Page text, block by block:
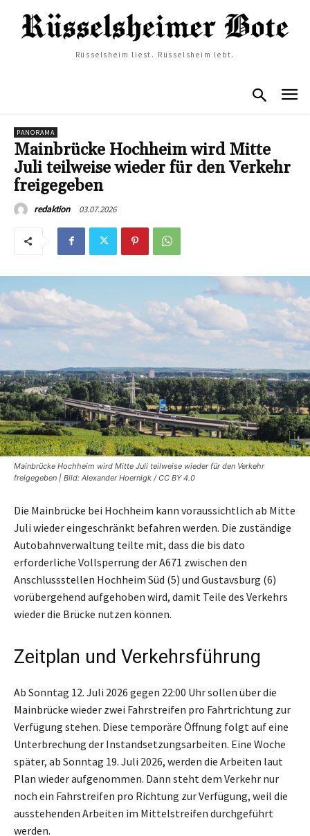
Rüsselsheim liest. Rüsselsheim lebt.
PANORAMA
Mainbrücke Hochheim wird Mitte
Juli teilweise wieder für den Verkehr
freigegeben
redaktion 03.07.2026
Mainbrücke Hochheim wird Mitte Juli teilweise wieder für den Verkehr
freigegeben | Bild: Alexander Hoernigk / CC BY 4.0
Die Mainbrücke bei Hochheim kann voraussichtlich ab Mitte
Juli wieder eingeschränkt befahren werden. Die zuständige
Autobahnverwaltung teilte mit, dass die bis dato
erforderliche Vollsperrung der A671 zwischen den
Anschlussstellen Hochheim Süd (5) und Gustavsburg (6)
vorübergehend aufgehoben wird, damit Teile des Verkehrs
wieder die Brücke nutzen können.
Zeitplan und Verkehrsführung
Ab Sonntag 12. Juli 2026 gegen 22:00 Uhr sollen über die
Mainbrücke wieder zwei Fahrstreifen pro Fahrtrichtung zur
Verfügung stehen. Diese temporäre Öffnung folgt auf eine
Unterbrechung der Instandsetzungsarbeiten. Eine Woche
später, ab Sonntag 19. Juli 2026, werden die Arbeiten laut
Plan wieder aufgenommen. Dann steht dem Verkehr nur
noch ein Fahrstreifen pro Richtung zur Verfügung, weil die
ausstehenden Arbeiten im Mittelstreifen durchgeführt
werden.